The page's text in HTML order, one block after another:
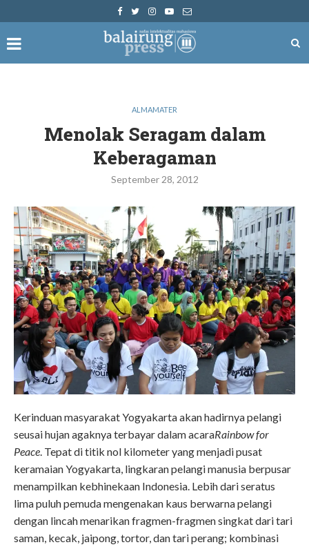
ALMAMATER
Menolak Seragam dalam
Keberagaman
September 28, 2012
Kerinduan masyarakat Yogyakarta akan hadirnya pelangi
seusai hujan agaknya terbayar dalam acaraRainbow for
Peace. Tepat di titik nol kilometer yang menjadi pusat
keramaian Yogyakarta, lingkaran pelangi manusia berpusar
menampilkan kebhinekaan Indonesia. Lebih dari seratus
lima puluh pemuda mengenakan kaus berwarna pelangi
dengan lincah menarikan fragmen-fragmen singkat dari tari
saman, kecak, jaipong, tortor, dan tari perang; kombinasi